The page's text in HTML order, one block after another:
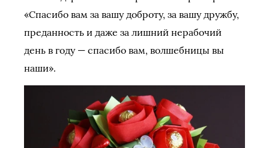
«Спасибо вам за вашу доброту, за вашу дружбу,
преданность и даже за лишний нерабочий
день в году — спасибо вам, волшебницы вы
наши».